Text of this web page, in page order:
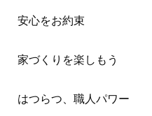
安心をお約束
家づくりを楽しもう
はつらつ、職人パワー